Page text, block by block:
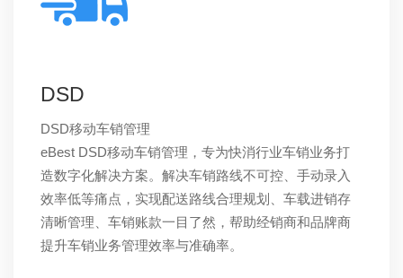
DSD
DSD移动车销管理
eBest DSD移动车销管理，专为快消行业车销业务打
造数字化解决方案。解决车销路线不可控、手动录入
效率低等痛点，实现配送路线合理规划、车载进销存
清晰管理、车销账款一目了然，帮助经销商和品牌商
提升车销业务管理效率与准确率。